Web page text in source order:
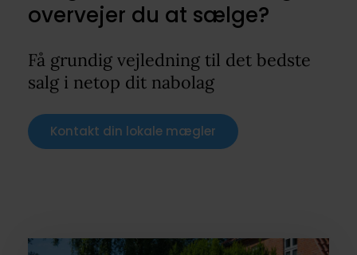
overvejer du at sælge?
Få grundig vejledning til det bedste
salg i netop dit nabolag
Kontakt din lokale mægler